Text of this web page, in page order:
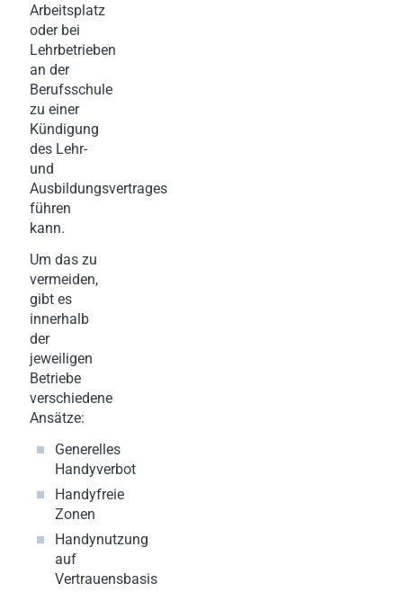
Arbeitsplatz
oder bei
Lehrbetrieben
an der
Berufsschule
zu einer
Kündigung
des Lehr-
und
Ausbildungsvertrages
führen
kann.
Um das zu
vermeiden,
gibt es
innerhalb
der
jeweiligen
Betriebe
verschiedene
Ansätze:
Generelles
Handyverbot
Handyfreie
Zonen
Handynutzung
auf
Vertrauensbasis